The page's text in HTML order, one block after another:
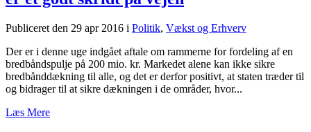
Publiceret den 29 apr 2016 i Politik, Vækst og Erhverv
Der er i denne uge indgået aftale om rammerne for fordeling af en
bredbåndspulje på 200 mio. kr. Markedet alene kan ikke sikre
bredbånddækning til alle, og det er derfor positivt, at staten træder til
og bidrager til at sikre dækningen i de områder, hvor...
Læs Mere